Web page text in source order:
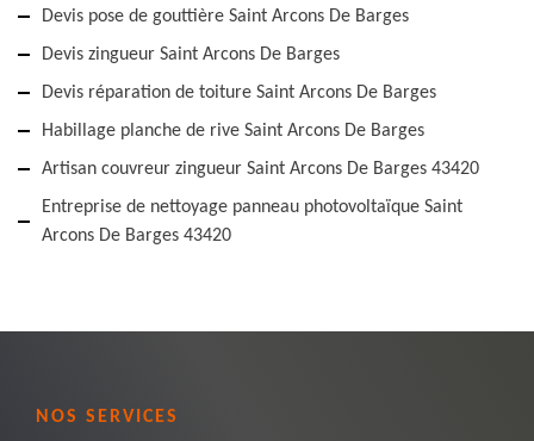
Devis pose de gouttière Saint Arcons De Barges
Devis zingueur Saint Arcons De Barges
Devis réparation de toiture Saint Arcons De Barges
Habillage planche de rive Saint Arcons De Barges
Artisan couvreur zingueur Saint Arcons De Barges 43420
Entreprise de nettoyage panneau photovoltaïque Saint
Arcons De Barges 43420
NOS SERVICES